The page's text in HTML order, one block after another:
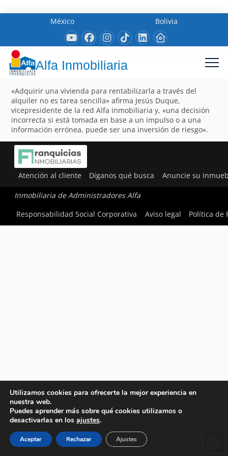
México Bolivia
Alfa Inmobiliaria
«Adquirir una vivienda para rentabilizarla a través del
alquiler no es tarea sencilla» afirma Jesús Duque,
vicepresidente de la red Alfa inmobiliaria y, «una decisión
incorrecta si está tomada en base a un impulso o a una
información errónea, puede ser una inversión de riesgo».
Atención al cliente Díganos qué busca Anuncie su
Inmobiliaria de Administradores Alfa
Responsabilidad Social Corporativa
Aviso legal Política de
Utilizamos cookies para ofrecerte la mejor experiencia en
nuestra web.
Puedes aprender más sobre qué cookies utilizamos o
desactivarlas en los ajustes.
Aceptar Rechazar Ajustes